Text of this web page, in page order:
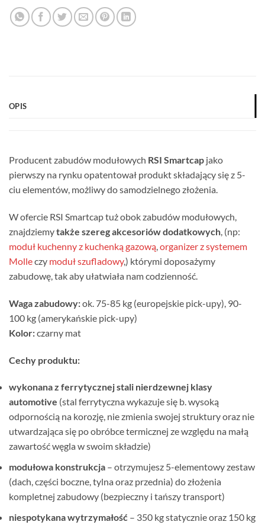
OPIS
Producent zabudów modułowych RSI Smartcap jako
pierwszy na rynku opatentował produkt składający się z 5-
ciu elementów, możliwy do samodzielnego złożenia.
W ofercie RSI Smartcap tuż obok zabudów modułowych,
znajdziemytakże szereg akcesoriów dodatkowych, (np:
moduł kuchenny z kuchenką gazową,organizer z systemem
Molleczy moduł szufladowy,) którymi doposażymy
zabudowę, tak aby ułatwiała nam codzienność.
Waga zabudowy:ok. 75-85 kg (europejskie pick-upy), 90-
100 kg (amerykańskie pick-upy)
Kolor:czarny mat
Cechy produktu:
wykonana z ferrytycznej stali nierdzewnej klasy
automotive (stal ferrytyczna wykazuje się b. wysoką
odpornością na korozję, nie zmienia swojej struktury oraz nie
utwardzająca się po obróbce termicznej ze względu na małą
zawartość węgla w swoim składzie)
modułowa konstrukcja – otrzymujesz 5-elementowy zestaw
(dach, części boczne, tylna oraz przednia) do złożenia
kompletnej zabudowy (bezpieczny i tańszy transport)
niespotykana wytrzymałość – 350 kg statycznie oraz 150 kg